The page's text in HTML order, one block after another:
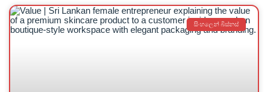
සිංහලෙන් බිස්නස්